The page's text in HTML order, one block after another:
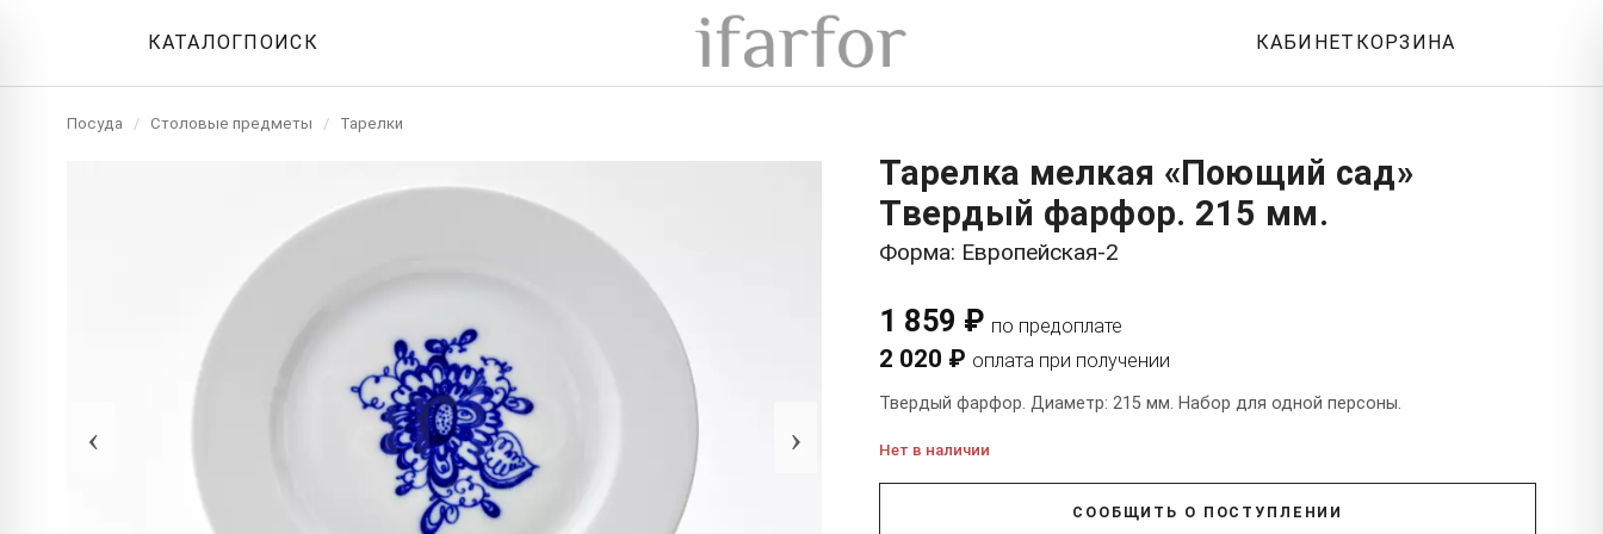
КАТАЛОГПОИСК КАБИНЕТ КОРЗИНА
Посуда / Столовые предметы / Тарелки
‹ ›
Тарелка мелкая «Поющий сад»
Твердый фарфор. 215 мм.
Форма: Европейская-2
1 859 ₽ по предоплате
2 020 ₽ оплата при получении
Твердый фарфор. Диаметр: 215 мм. Набор для одной персоны.
Нет в наличии
СООБЩИТЬ О ПОСТУПЛЕНИИ